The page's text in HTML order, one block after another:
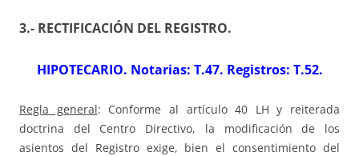
3.- RECTIFICACIÓN DEL REGISTRO.
HIPOTECARIO. Notarias: T.47. Registros: T.52.
Regla general: Conforme al artículo 40 LH y reiterada
doctrina del Centro Directivo, la modificación de los
asientos del Registro exige, bien el consentimiento del